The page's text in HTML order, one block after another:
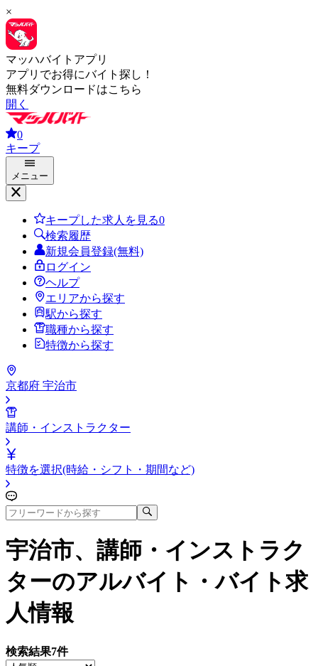
×
マッハバイトアプリ
アプリでお得にバイト探し！
無料ダウンロードはこちら
開く
0
キープ
メニュー
キープした求人を見る0
検索履歴
新規会員登録(無料)
ログイン
ヘルプ
エリアから探す
駅から探す
職種から探す
特徴から探す
京都府 宇治市
講師・インストラクター
特徴を選択(時給・シフト・期間など)
宇治市、講師・インストラク
ターのアルバイト・バイト求
人情報
検索結果7件